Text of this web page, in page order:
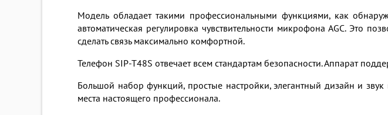
Модель обладает такими профессиональными функциями, как
автоматическая регулировка чувствительности микрофона AGC. Это
сделать связь максимально комфортной.
Телефон SIP-T48S отвечает всем стандартам безопасности. Аппарат
Большой набор функций, простые настройки, элегантный дизайн и
места настоящего профессионала.